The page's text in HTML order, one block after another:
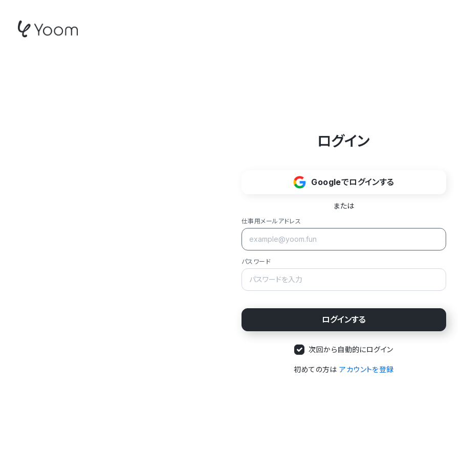
ログイン
Googleでログインする
または
仕事用メールアドレス
パスワード
次回から自動的にログイン
初めての方はアカウントを登録